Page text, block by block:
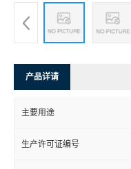
产品详请
主要用途
生产许可证编号